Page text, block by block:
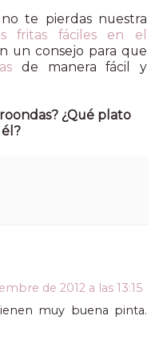
te pierdas nuestra
fritas fáciles en el
un consejo para que
de manera fácil y
¿Qué plato
de 2012 a las 13:15
muy buena pinta.